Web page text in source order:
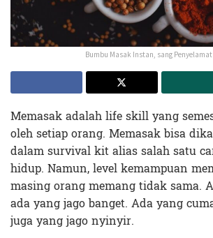
Bumbu Masak Instan, sang
Memasak adalah life skill yang
oleh setiap orang. Memasak bisa
dalam survival kit alias salah satu
hidup. Namun, level kemampuan
masing orang memang tidak sama.
ada yang jago banget. Ada yang
juga yang jago nyinyir.